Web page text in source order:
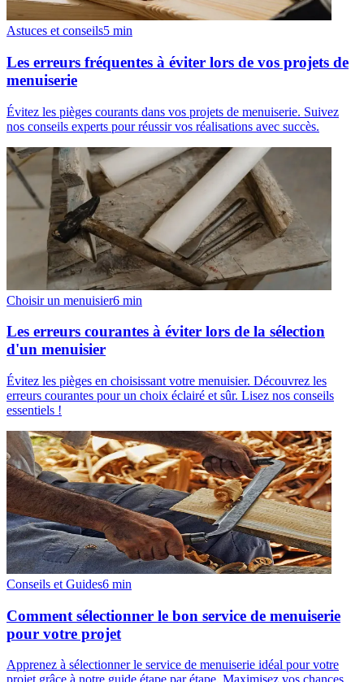
Astuces et conseils5 min
Les erreurs fréquentes à éviter lors de vos projets de
menuiserie
Évitez les pièges courants dans vos projets de menuiserie. Suivez
nos conseils experts pour réussir vos réalisations avec succès.
Choisir un menuisier6 min
Les erreurs courantes à éviter lors de la sélection
d'un menuisier
Évitez les pièges en choisissant votre menuisier. Découvrez les
erreurs courantes pour un choix éclairé et sûr. Lisez nos conseils
essentiels !
Conseils et Guides6 min
Comment sélectionner le bon service de menuiserie
pour votre projet
Apprenez à sélectionner le service de menuiserie idéal pour votre